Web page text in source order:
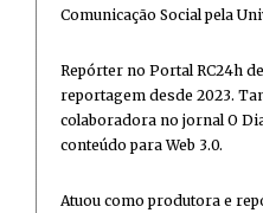
Comunicação Social pela
Repórter no Portal RC24h
reportagem desde 2023.
colaboradora no jornal O
conteúdo para Web 3.0.
Atuou como produtora e